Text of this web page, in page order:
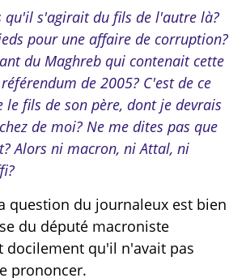
qu'il s'agirait du fils de l'autre là?
pour une affaire de corruption?
du Maghreb qui contenait cette
de 2005? C'est de ce
fils de son père, dont je devrais
de moi? Ne me dites pas que
Alors ni macron, ni Attal, ni
question du journaleux est bien
du député macroniste
docilement qu'il n'avait pas
prononcer.